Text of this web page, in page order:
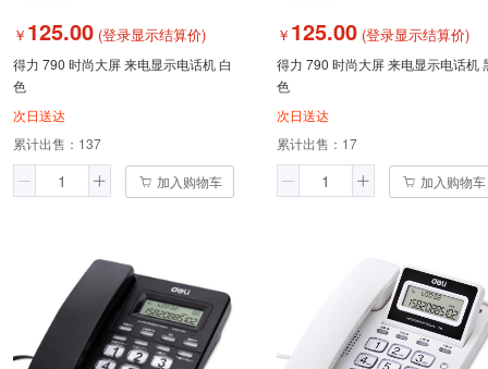
￥ 125.00 (登录显示结算价)
得力 790 时尚大屏 来电显示电话机 白
色
次日送达
累计出售： 137
加入购物车
￥ 125.00 (登录显示结算价)
得力 790 时尚大屏 来电显示电话机
色
次日送达
累计出售： 17
加入购物车